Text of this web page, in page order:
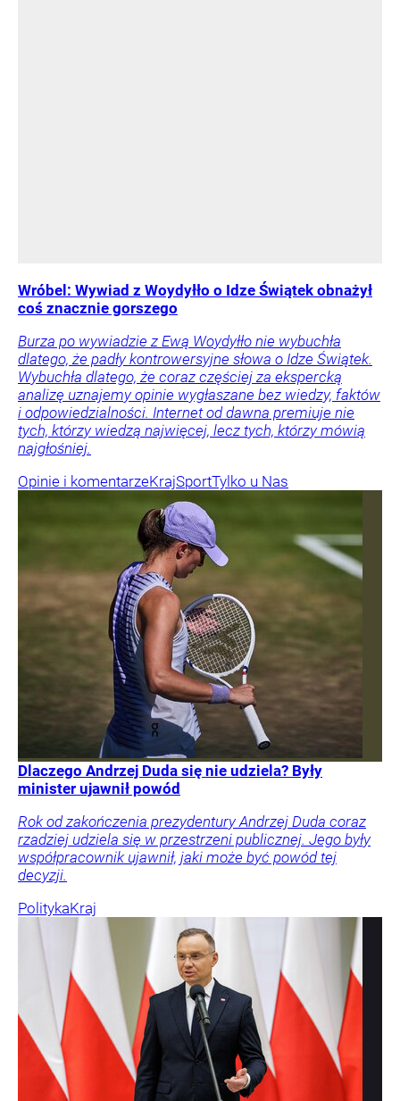
Wróbel: Wywiad z Woydyłło o Idze Świątek obnażył
coś znacznie gorszego
Burza po wywiadzie z Ewą Woydyłło nie wybuchła
dlatego, że padły kontrowersyjne słowa o Idze Świątek.
Wybuchła dlatego, że coraz częściej za ekspercką
analizę uznajemy opinie wygłaszane bez wiedzy, faktów
i odpowiedzialności. Internet od dawna premiuje nie
tych, którzy wiedzą najwięcej, lecz tych, którzy mówią
najgłośniej.
Opinie i komentarzeKrajSportTylko u Nas
Dlaczego Andrzej Duda się nie udziela? Były
minister ujawnił powód
Rok od zakończenia prezydentury Andrzej Duda coraz
rzadziej udziela się w przestrzeni publicznej. Jego były
współpracownik ujawnił, jaki może być powód tej
decyzji.
PolitykaKraj